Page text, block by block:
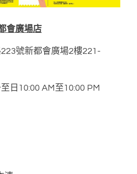
會廣場店
號新都會廣場2樓221-
日10:00 AM至10:00 PM